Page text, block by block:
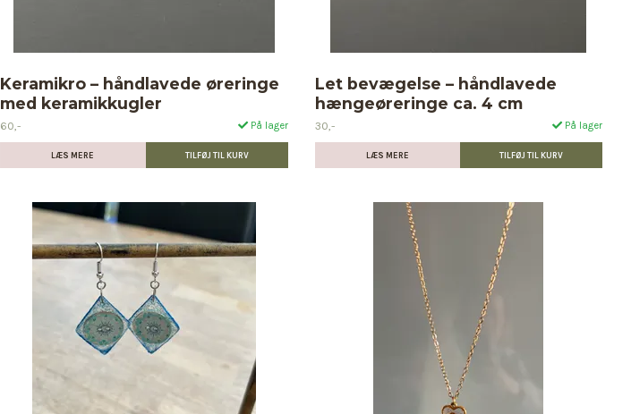
Keramikro – håndlavede øreringe
med keramikkugler
60,- På lager
LÆS MERE
Let bevægelse – håndlavede
hængeøreringe ca. 4 cm
30,- På lager
LÆS MERE